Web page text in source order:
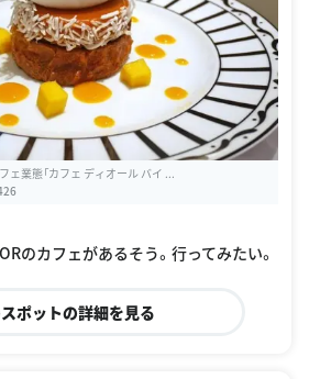
ェ業態「カフェ ディオール バイ ...
のカフェがあるそう。行ってみたい。
ポットの詳細を見る